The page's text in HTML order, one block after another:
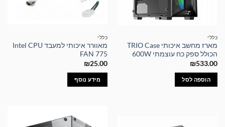
כללי
מארז מחשב איכותי TRIO Case
הכולל ספק כח עוצמתי 600W
₪533.00
הוספה לסל
כללי
מאוורר איכותי למעבד Intel CPU
FAN 775
₪25.00
מידע נוסף